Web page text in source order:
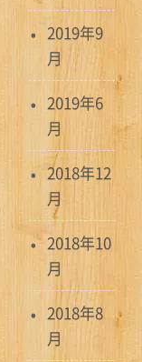
2019年9
月
2019年6
月
2018年12
月
2018年10
月
2018年8
月